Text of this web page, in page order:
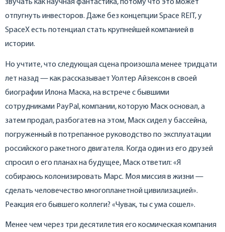
звучать как научная фантастика, потому что это может
отпугнуть инвесторов. Даже без концепции Space REIT, у
SpaceX есть потенциал стать крупнейшей компанией в
истории.
Но учтите, что следующая сцена произошла менее тридцати
лет назад — как рассказывает Уолтер Айзексон в своей
биографии Илона Маска, на встрече с бывшими
сотрудниками PayPal, компании, которую Маск основал, а
затем продал, разбогатев на этом, Маск сидел у бассейна,
погруженный в потрепанное руководство по эксплуатации
российского ракетного двигателя. Когда один из его друзей
спросил о его планах на будущее, Маск ответил: «Я
собираюсь колонизировать Марс. Моя миссия в жизни —
сделать человечество многопланетной цивилизацией».
Реакция его бывшего коллеги? «Чувак, ты с ума сошел».
Менее чем через три десятилетия его космическая компания